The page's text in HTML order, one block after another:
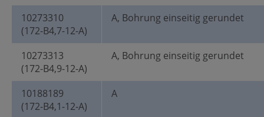
10273310
(172-B4,7-12-A)
A, Bohrung einseitig gerundet
10273313
(172-B4,9-12-A)
A, Bohrung einseitig gerundet
10188189
(172-B4,1-12-A)
A